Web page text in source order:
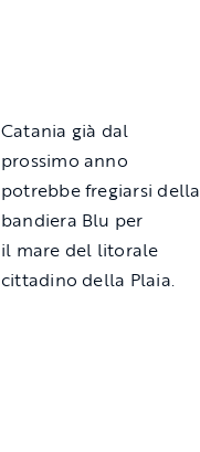
Catania già dal
prossimo anno
potrebbe fregiarsi della
bandiera Blu per
il mare del litorale
cittadino della Plaia.